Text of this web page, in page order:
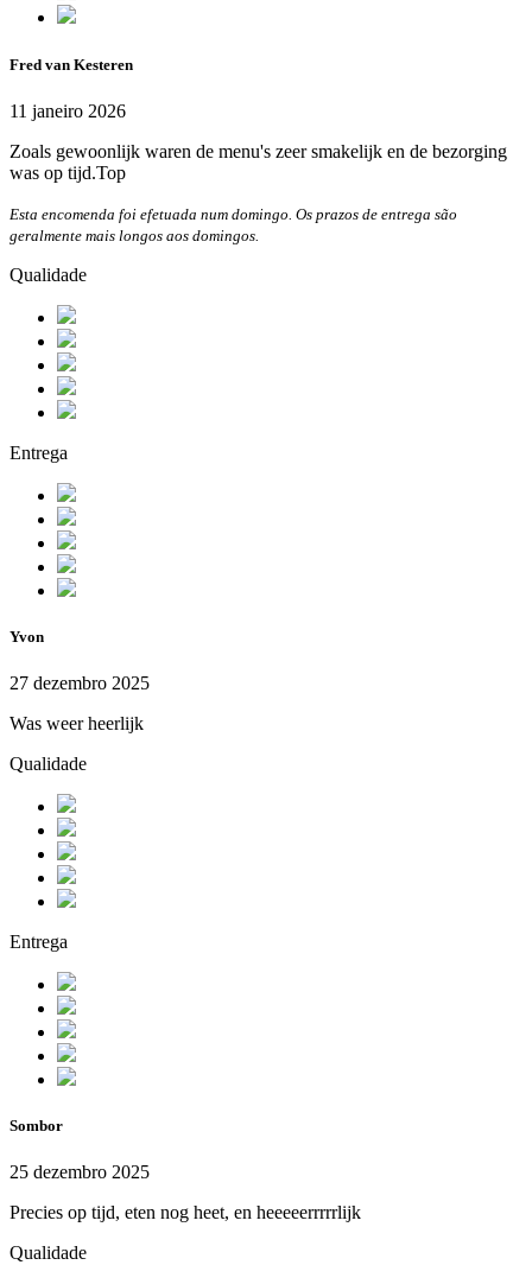
Fred van Kesteren
11 janeiro 2026
Zoals gewoonlijk waren de menu's zeer smakelijk en de bezorging
was op tijd.Top
Esta encomenda foi efetuada num domingo. Os prazos de entrega são
geralmente mais longos aos domingos.
Qualidade
Entrega
Yvon
27 dezembro 2025
Was weer heerlijk
Qualidade
Entrega
Sombor
25 dezembro 2025
Precies op tijd, eten nog heet, en heeeeerrrrrlijk
Qualidade